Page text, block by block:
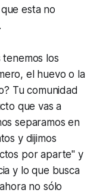
esta no
tenemos los
el huevo o la
Tu comunidad
que vas a
separamos en
y dijimos
por aparte" y
y lo que busca
no sólo